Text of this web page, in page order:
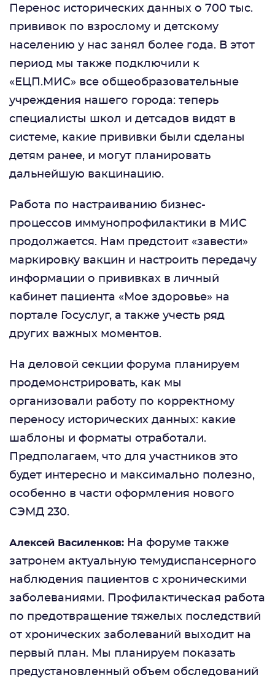
Перенос исторических данных о 700 тыс.
прививок по взрослому и детскому
населению у нас занял более года. В этот
период мы также подключили к
«ЕЦП.МИС» все общеобразовательные
учреждения нашего города: теперь
специалисты школ и детсадов видят в
системе, какие прививки были сделаны
детям ранее, и могут планировать
дальнейшую вакцинацию.
Работа по настраиванию бизнес-
процессов иммунопрофилактики в МИС
продолжается. Нам предстоит «завести»
маркировку вакцин и настроить передачу
информации о прививках в личный
кабинет пациента «Мое здоровье» на
портале Госуслуг, а также учесть ряд
других важных моментов.
На деловой секции форума планируем
продемонстрировать, как мы
организовали работу по корректному
переносу исторических данных: какие
шаблоны и форматы отработали.
Предполагаем, что для участников это
будет интересно и максимально полезно,
особенно в части оформления нового
СЭМД 230.
Алексей Василенков: На форуме также
затронем актуальную темудиспансерного
наблюдения пациентов с хроническими
заболеваниями. Профилактическая работа
по предотвращение тяжелых последствий
от хронических заболеваний выходит на
первый план. Мы планируем показать
предустановленный объем обследований